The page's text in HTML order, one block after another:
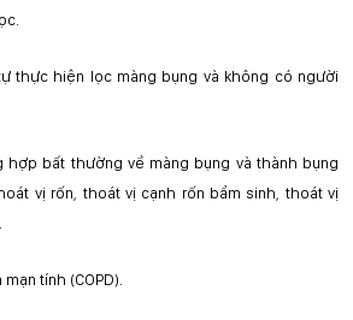
thực hiện lọc màng bụng và không có người
hợp bất thường về màng bụng và thành bụng
vị rốn, thoát vị cạnh rốn bẩm sinh, thoát vị
tính (COPD).